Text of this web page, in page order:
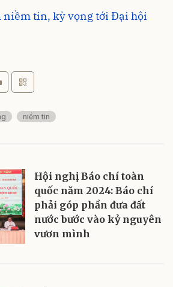
niềm tin, kỳ vọng tới Đại hội
niềm tin
Hội nghị Báo chí toàn
quốc năm 2024: Báo chí
phải góp phần đưa đất
nước bước vào kỷ nguyên
vươn mình